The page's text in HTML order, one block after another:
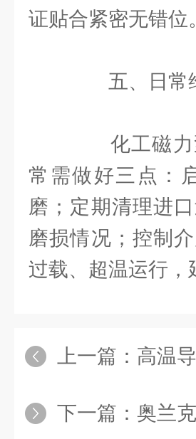
证贴合紧密无错位
五、日常
化工磁力
常需做好三点：
磨；定期清理进
磨损情况；控制
过载、超温运行，
上一篇： 高温
下一篇： 奥兰克